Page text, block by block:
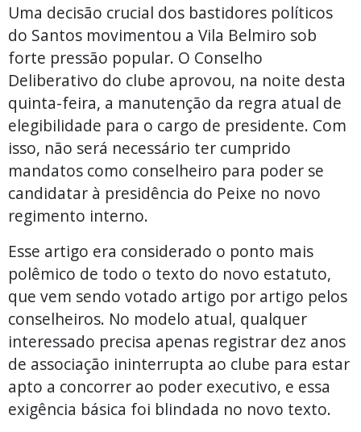
Uma decisão crucial dos bastidores políticos
do Santos movimentou a Vila Belmiro sob
forte pressão popular. O Conselho
Deliberativo do clube aprovou, na noite desta
quinta-feira, a manutenção da regra atual de
elegibilidade para o cargo de presidente. Com
isso, não será necessário ter cumprido
mandatos como conselheiro para poder se
candidatar à presidência do Peixe no novo
regimento interno.
Esse artigo era considerado o ponto mais
polêmico de todo o texto do novo estatuto,
que vem sendo votado artigo por artigo pelos
conselheiros. No modelo atual, qualquer
interessado precisa apenas registrar dez anos
de associação ininterrupta ao clube para estar
apto a concorrer ao poder executivo, e essa
exigência básica foi blindada no novo texto.